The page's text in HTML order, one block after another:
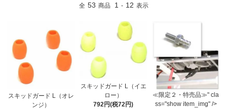
全 53 商品 1 - 12 表示
スキッドガード L（オレ
ンジ）
スキッドガード L（イエ
ロー）
792円(税72円)
≪限定２・特売品≫" cla
ss="show item_img" />